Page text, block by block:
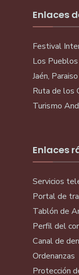
Enlaces
Festival
Los
Jaén,
Ruta de los
Turismo
Enlaces
Servicios
Portal de
Tablón de
Perfil del
Canal de
Ordenanzas
Protección